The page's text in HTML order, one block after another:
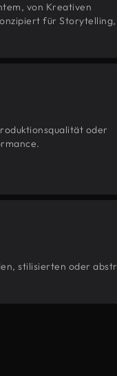
von Kreativen
für Storytelling,
oder
stilisierten oder